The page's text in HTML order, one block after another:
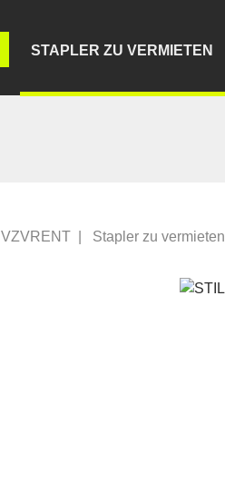
STAPLER ZU VERMIETEN
VZVRENT Stapler zu vermieten